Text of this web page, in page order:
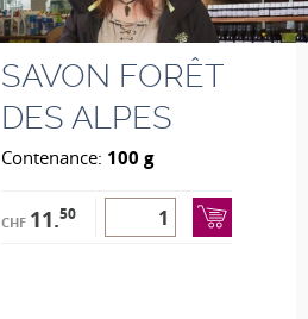
SAVON FORÊT
DES ALPES
Contenance: 100 g
CHF 11.50